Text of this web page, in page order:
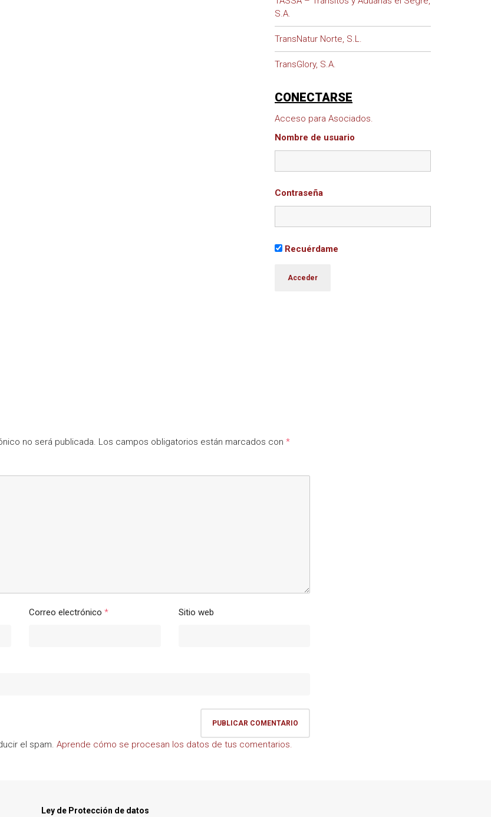
S.A.
TransNatur Norte, S.L.
TransGlory, S.A.
CONECTARSE
Acceso para Asociados.
Nombre de usuario
Contraseña
Recuérdame
no será publicada. Los campos obligatorios están marcados con *
Correo electrónico * Sitio web
el spam. Aprende cómo se procesan los datos de tus comentarios.
Ley de Protección de datos